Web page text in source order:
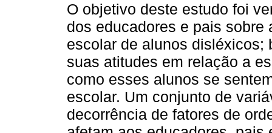
O objetivo deste estudo foi
dos educadores e pais sobre
escolar de alunos disléxicos;
suas atitudes em relação a
como esses alunos se
escolar. Um conjunto de
decorrência de fatores de